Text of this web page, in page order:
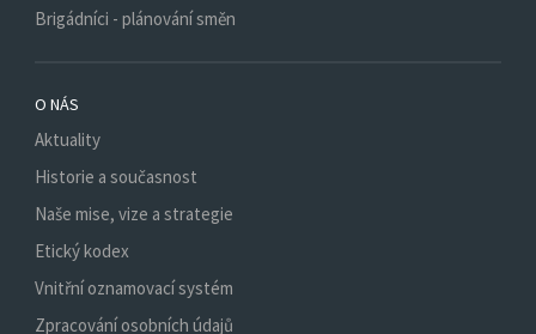
Brigádníci - plánování směn
O NÁS
Aktuality
Historie a současnost
Naše mise, vize a strategie
Etický kodex
Vnitřní oznamovací systém
Zpracování osobních údajů